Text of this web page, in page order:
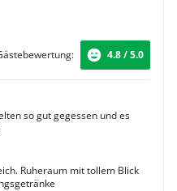
4.8 / 5.0
so gut gegessen und es
Ruheraum mit tollem Blick